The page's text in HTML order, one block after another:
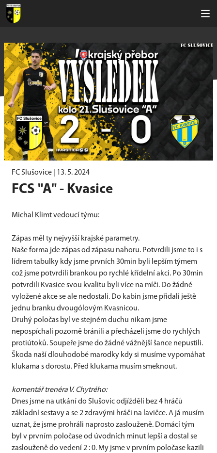
FC Slušovice | 13. 5. 2024
FCS "A" - Kvasice
Michal Klimt vedoucí týmu:
Zápas měl ty nejvyšší krajské parametry.
Naše forma jde zápas od zápasu nahoru. Potvrdili jsme to i s
lídrem tabulky kdy jsme prvních 30min byli lepším týmem
což jsme potvrdili brankou po rychlé křídelní akci. Po 30min
potvrdili Kvasice svou kvalitu byli více na míči. Do žádné
vyložené akce se ale nedostali. Do kabin jsme přidali ještě
jednu branku dvougólovým Kvasnicou.
Druhý poločas byl ve stejném duchu nikam jsme
nepospíchali pozorně bránili a přecházeli jsme do rychlých
protiútoků. Soupeře jsme do žádné vážnější šance nepustili.
Škoda naší dlouhodobé marodky kdy si musíme vypomáhat
klukama s dorostu. Před klukama musím smeknout.
komentář trenéra V. Chytrého:
Dnes jsme na utkání do Slušovic odjížděli bez 4 hráčů
základní sestavy a se 2 zdravými hráči na lavičce. A já musím
uznat, že jsme prohráli naprosto zaslouženě. Domácí tým
byl v prvním poločase od úvodních minut lepší a dostal se
zaslouženě do vedení 2 : 0. My jsme v prvním poločase kazili